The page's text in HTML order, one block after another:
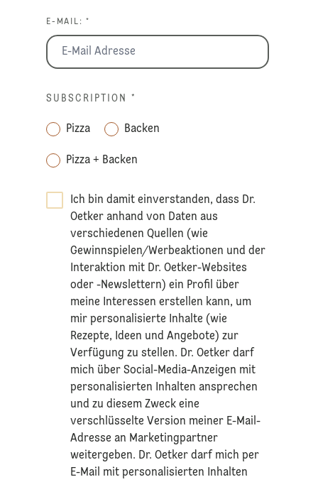
E-MAIL: *
SUBSCRIPTION *
Pizza Backen
Pizza + Backen
Ich bin damit einverstanden, dass Dr.
Oetker anhand von Daten aus
verschiedenen Quellen (wie
Gewinnspielen/Werbeaktionen und der
Interaktion mit Dr. Oetker-Websites
oder -Newslettern) ein Profil über
meine Interessen erstellen kann, um
mir personalisierte Inhalte (wie
Rezepte, Ideen und Angebote) zur
Verfügung zu stellen. Dr. Oetker darf
mich über Social-Media-Anzeigen mit
personalisierten Inhalten ansprechen
und zu diesem Zweck eine
verschlüsselte Version meiner E-Mail-
Adresse an Marketingpartner
weitergeben. Dr. Oetker darf mich per
E-Mail mit personalisierten Inhalten